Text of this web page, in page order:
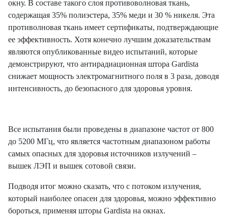
окну. В составе такого слоя противоволновая ткань,
содержащая 35% полиэстера, 35% меди и 30 % никеля. Эта
противолновая ткань имеет сертификаты, подтверждающие
ее эффективность. Хотя конечно лучшим доказательствам
являются опубликованные видео испытаний, которые
демонстрируют, что антирадиационная штора Gardista
снижает мощность электромагнитного поля в 3 раза, доводя
интенсивность, до безопасного для здоровья уровня.
Все испытания были проведены в диапазоне частот от 800
до 5200 МГц, что является частотным диапазоном работы
самых опасных для здоровья источников излучений –
вышек ЛЭП и вышек сотовой связи.
Подводя итог можно сказать, что с потоком излучения,
который наиболее опасен для здоровья, можно эффективно
бороться, применяя шторы Gardista на окнах.